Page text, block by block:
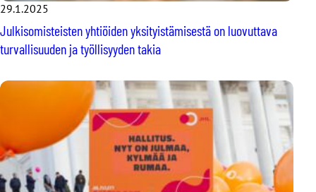
29.1.2025
Julkisomisteisten yhtiöiden yksityistämisestä on luovuttava
turvallisuuden ja työllisyyden takia